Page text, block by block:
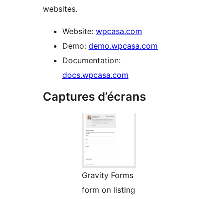
websites.
Website: wpcasa.com
Demo: demo.wpcasa.com
Documentation:
docs.wpcasa.com
Captures d’écrans
Gravity Forms
form on listing